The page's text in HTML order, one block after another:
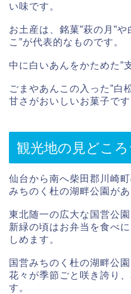
い味です。
お土産は、銘菓”萩の月”
こ”が代表的なものです。
中に白いあんをかためた”
ごまやあんこの入った”白
甘さがおいしいお菓子です
観光地の見どこ
仙台から南へ柴田郡川崎
みちのく杜の湖畔公園があ
東北随一の広大な国営公
新緑の頃はお弁当を食べ
しめます。
国営みちのく杜の湖畔公
花々が季節ごと咲き誇り
す。